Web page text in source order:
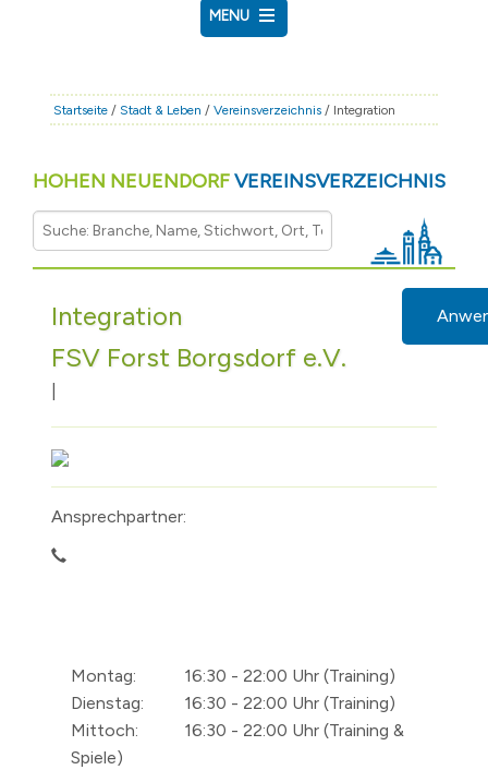
MENU
RATHAUS & POLITIK
FAMILIE & BILDUNG
TOURISMUS
BAUEN & WIRTSCHAFT
Startseite /Stadt & Leben /Vereinsverzeichnis / Integration
HOHEN NEUENDORFVEREINSVERZEICHNIS
Integration
FSV Forst Borgsdorf e.V.
Ansprechpartner:
Montag:
16:30 - 22:00 Uhr (Training)
Dienstag:
16:30 - 22:00 Uhr (Training)
Mittoch:
16:30 - 22:00 Uhr (Training &
Spiele)